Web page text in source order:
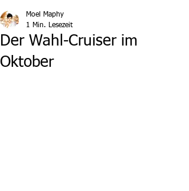
Der Wahl-Cruiser im
Oktober
Moel Maphy
1 Min. Lesezeit